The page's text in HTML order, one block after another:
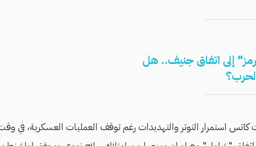
إلى اتفاق جنيف.. هل
استمرار التوتر والتهديدات رغم توقف العمليات العسكرية، في